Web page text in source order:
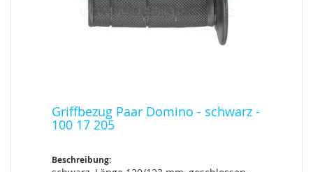
Griffbezug Paar Domino - schwarz -
100 17 205
Beschreibung: